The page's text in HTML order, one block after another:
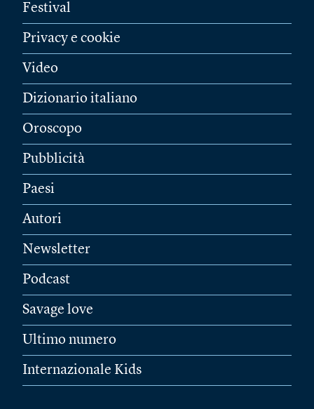
Festival
Privacy e cookie
Video
Dizionario italiano
Oroscopo
Pubblicità
Paesi
Autori
Newsletter
Podcast
Savage love
Ultimo numero
Internazionale Kids